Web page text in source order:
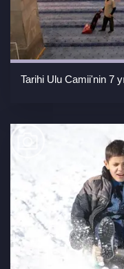
Tarihi Ulu Camii'nin 7